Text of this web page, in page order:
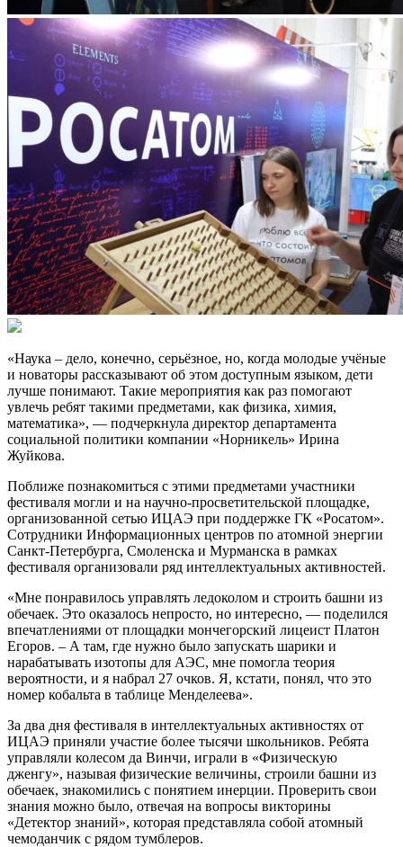
«Наука – дело, конечно, серьёзное, но, когда молодые учёные
и новаторы рассказывают об этом доступным языком, дети
лучше понимают. Такие мероприятия как раз помогают
увлечь ребят такими предметами, как физика, химия,
математика», — подчеркнула директор департамента
социальной политики компании «Норникель» Ирина
Жуйкова.
Поближе познакомиться с этими предметами участники
фестиваля могли и на научно-просветительской площадке,
организованной сетью ИЦАЭ при поддержке ГК «Росатом».
Сотрудники Информационных центров по атомной энергии
Санкт-Петербурга, Смоленска и Мурманска в рамках
фестиваля организовали ряд интеллектуальных активностей.
«Мне понравилось управлять ледоколом и строить башни из
обечаек. Это оказалось непросто, но интересно, — поделился
впечатлениями от площадки мончегорский лицеист Платон
Егоров. – А там, где нужно было запускать шарики и
нарабатывать изотопы для АЭС, мне помогла теория
вероятности, и я набрал 27 очков. Я, кстати, понял, что это
номер кобальта в таблице Менделеева».
За два дня фестиваля в интеллектуальных активностях от
ИЦАЭ приняли участие более тысячи школьников. Ребята
управляли колесом да Винчи, играли в «Физическую
дженгу», называя физические величины, строили башни из
обечаек, знакомились с понятием инерции. Проверить свои
знания можно было, отвечая на вопросы викторины
«Детектор знаний», которая представляла собой атомный
чемоданчик с рядом тумблеров.